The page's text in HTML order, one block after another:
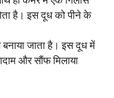
है। इस दूध को पीने के
बनाया जाता है। इस दूध में
और सौंफ मिलाया